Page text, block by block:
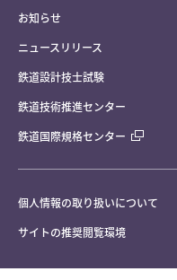
お知らせ
ニュースリリース
鉄道設計技士試験
鉄道技術推進センター
鉄道国際規格センター
個人情報の取り扱いについて
サイトの推奨閲覧環境